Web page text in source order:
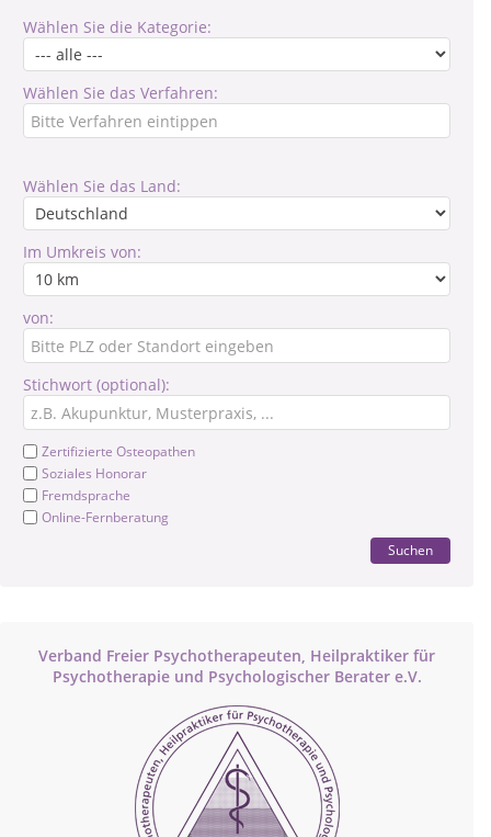
Wählen Sie die Kategorie:
Wählen Sie das Verfahren:
Wählen Sie das Land:
Im Umkreis von:
von:
Stichwort (optional):
Zertifizierte Osteopathen
Soziales Honorar
Fremdsprache
Online-Fernberatung
Suchen
Verband Freier Psychotherapeuten, Heilpraktiker für
Psychotherapie und Psychologischer Berater e.V.